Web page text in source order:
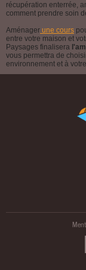
E
E
A
U
C
O
récupération enterrée,
comment prendre soin
Aménager une cours
entre votre maison et
Paysages finalisera
vous permettra de
environnement et à